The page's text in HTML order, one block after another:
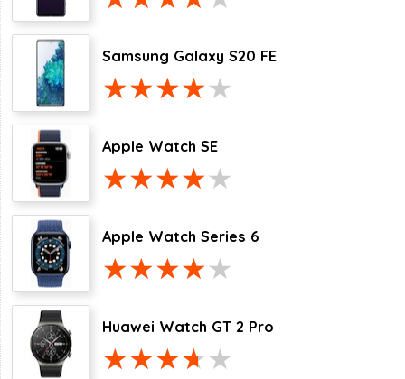
Samsung Galaxy S20 FE
Apple Watch SE
Apple Watch Series 6
Huawei Watch GT 2 Pro